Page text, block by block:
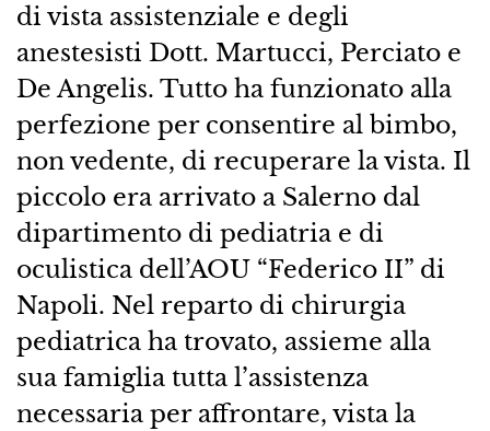
di vista assistenziale e degli
anestesisti Dott. Martucci, Perciato e
De Angelis. Tutto ha funzionato alla
perfezione per consentire al bimbo,
non vedente, di recuperare la vista. Il
piccolo era arrivato a Salerno dal
dipartimento di pediatria e di
oculistica dell’AOU “Federico II” di
Napoli. Nel reparto di chirurgia
pediatrica ha trovato, assieme alla
sua famiglia tutta l’assistenza
necessaria per affrontare, vista la